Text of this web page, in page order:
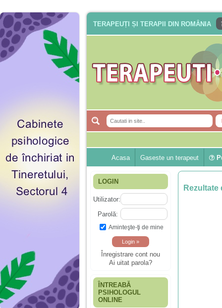
TERAPEUȚI ȘI TERAPII DIN ROMÂNIA
Acasa Gaseste un terapeut
LOGIN
Utilizator:
Parolă:
Aminteşte-ţi de mine
Înregistrare cont nou
Ai uitat parola?
ÎNTREABĂ
PSIHOLOGUL
ONLINE
Rezultate